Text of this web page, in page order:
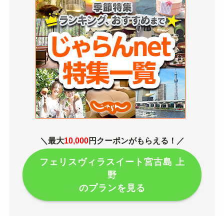
＼最大10,000円クーポンがもらえる！／
フェリスヴィラスイート宮古島 上
野
のプランを見る